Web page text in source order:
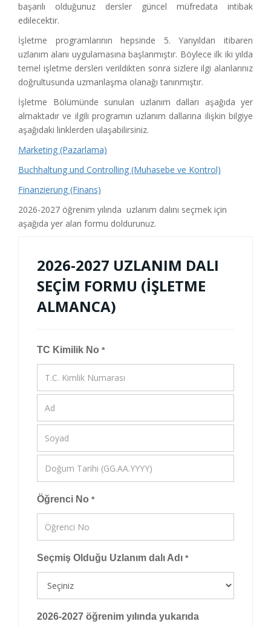
başarılı olduğunuz dersler güncel müfredata intibak
edilecektir.
İşletme programlarının hepsinde 5. Yarıyıldan itibaren
uzlanım alanı uygulamasına başlanmıştır. Böylece ilk iki yılda
temel işletme dersleri verildikten sonra sizlere ilgi alanlarınız
doğrultusunda uzmanlaşma olanağı tanınmıştır.
İşletme Bölümünde sunulan uzlanım dalları aşağıda yer
almaktadır ve ilgili programın uzlanım dallarına ilişkin bilgiye
aşağıdaki linklerden ulaşabilirsiniz.
Marketing (Pazarlama)
Buchhaltung und Controlling (Muhasebe ve Kontrol)
Finanzierung (Finans)
2026-2027 öğrenim yılında uzlanım dalını seçmek için
aşağıda yer alan formu doldurunuz.
2026-2027 UZLANIM DALI
SEÇİM FORMU (İŞLETME
ALMANCA)
TC Kimilik No *
Öğrenci No *
Seçmiş Olduğu Uzlanım dalı Adı *
2026-2027 öğrenim yılında yukarıda